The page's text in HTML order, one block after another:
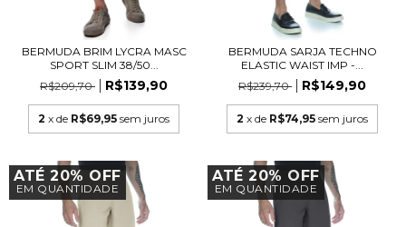
BERMUDA BRIM LYCRA MASC
SPORT SLIM 38/50...
R$209,70
R$139,90
2 x de R$69,95 sem juros
BERMUDA SARJA TECHNO
ELASTIC WAIST IMP -...
R$239,70
R$149,90
2 x de R$74,95 sem juros
ATÉ 20% OFF
EM QUANTIDADE
ATÉ 20% OFF
EM QUANTIDADE